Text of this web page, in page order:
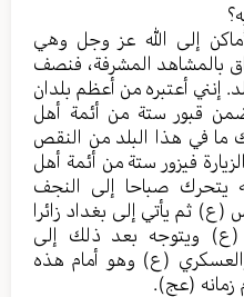
إلى الله عز وجل وهي
بالمشاهد المشرفة، فنصف
إنني أعتبره من أعظم بلدان
تضمن قبور ستة من أئمة أهل
في هذا البلد من النقص
فيزور ستة من أئمة أهل
يتحرك صباحا إلى النجف
(ع) ثم يأتي إلى بغداد زائرا
(ع) ويتوجه بعد ذلك إلى
والعسكري (ع) وهو أمام هذه
زمانه (عج).